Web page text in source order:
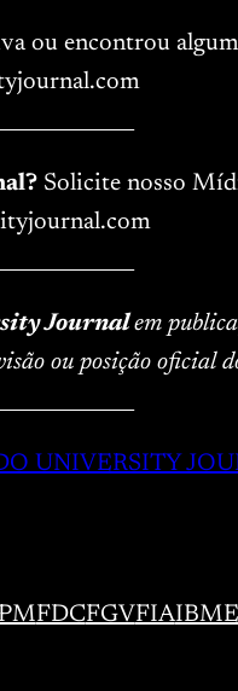
ou encontrou
Solicite nosso
Journalem
ou posição oficial
UNIVERSITY
FDCFGVFIA